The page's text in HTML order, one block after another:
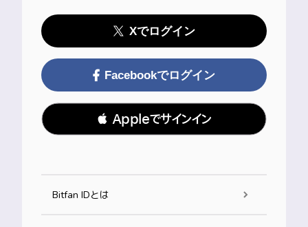
Xでログイン
Facebookでログイン
 Appleでサインイン
Bitfan IDとは